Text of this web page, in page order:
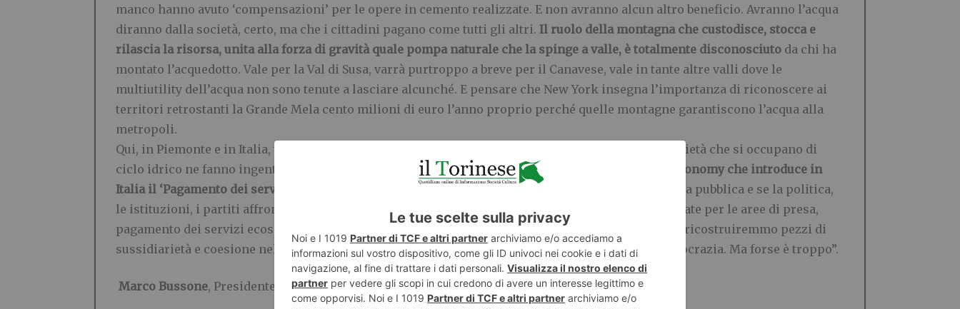
manco hanno avuto ‘compensazioni’ per le opere in cemento realizzate. E non avranno alcun altro beneficio. Avranno l’acqua
diranno dalla società, certo, ma che i cittadini pagano come tutti gli altri. Il ruolo della montagna che custodisce, stocca e
rilascia la risorsa, unita alla forza di gravità quale pompa naturale che la spinge a valle, è totalmente disconosciuto da chi ha
montato l’acquedotto. Vale per la Val di Susa, varrà purtroppo a breve per il Canavese, vale in tante altre valli dove le
multiutility dell’acqua non sono tenute a lasciare alcunché. E pensare che New York insegna l’importanza di riconoscere ai
territori retrostanti la Grande Mela cento milioni di euro l’anno proprio perché quelle montagne garantiscono l’acqua alla
metropoli.
Qui, in Piemonte e in Italia, tutto è dovuto, alle società. Acque e forza di gravità sono per tutti, le società che si occupano di
ciclo idrico ne fanno ingenti utili. Totalmente
ignorato l’articolo della legge 221-2015 sulla green economy che introduce in
Italia il ‘Pagamento dei servizi ecosistemici’
. Se la si smettesse di parlare ideologicamente di acqua pubblica e se la politica,
le istituzioni, i partiti affrontassero questi temi – remunerazione degli investimenti, tariffe agevolate per le aree di presa,
pagamento dei servizi ecosistemici-ambientali, rapporto tra chi produce, custodisce e consuma – ricostruiremmo pezzi di
sussidiarietà e coesione nel Paese, ridefinendo anche cosa sono margini, territori e la stessa Democrazia. Ma forse è troppo”.
Marco Bussone, Presidente nazionale Uncem